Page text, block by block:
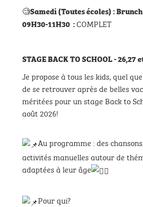
🧐Samedi(Toutes écoles):
09H30-11H30 :COMPLET
STAGE BACK TO SCHOOL - 26,27
Je propose à tous les kids, quel
de se retrouver après de belles
méritées pour un stage Back to
août 2026!
Au programme : des
activités manuelles autour de
adaptées à leur âge
Pour qui?